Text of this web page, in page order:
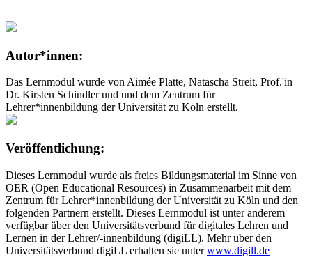
Autor*innen:
Das Lernmodul wurde von Aimée Platte, Natascha Streit, Prof.'in
Dr. Kirsten Schindler und und dem Zentrum für
Lehrer*innenbildung der Universität zu Köln erstellt.
Veröffentlichung:
Dieses Lernmodul wurde als freies Bildungsmaterial im Sinne von
OER (Open Educational Resources) in Zusammenarbeit mit dem
Zentrum für Lehrer*innenbildung der Universität zu Köln und den
folgenden Partnern erstellt. Dieses Lernmodul ist unter anderem
verfügbar über den Universitätsverbund für digitales Lehren und
Lernen in der Lehrer/-innenbildung (digiLL). Mehr über den
Universitätsverbund digiLL erhalten sie unterwww.digill.de